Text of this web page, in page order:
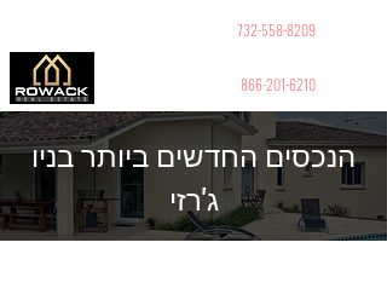
732-558-8209
866-201-6210
הנכסים החדשים ביותר בניו
ג'רזי